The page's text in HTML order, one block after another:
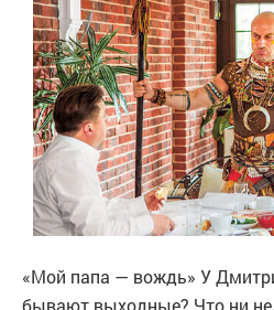
«Мой папа — вождь» У
бывают выходные? Что ни